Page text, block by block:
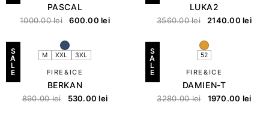
PASCAL
1000.00lei 600.00lei
LUKA2
3560.00lei 2140.00lei
S
A
L
E
M XXL 3XL
FIRE&ICE
BERKAN
890.00lei 530.00lei
S
A
L
E
52
FIRE&ICE
DAMIEN-T
3280.00lei 1970.00 lei